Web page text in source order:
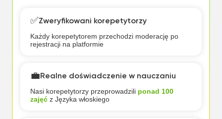
✅Zweryfikowani korepetytorzy
Każdy korepetytorem przechodzi moderację po
rejestracji na platformie
💼Realne doświadczenie w nauczaniu
Nasi korepetytorzy przeprowadzili ponad 100
zajęćz Języka włoskiego